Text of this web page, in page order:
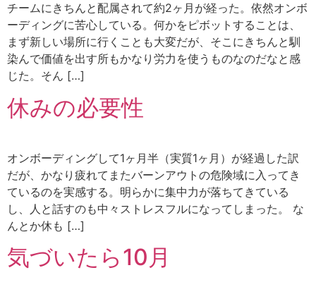
チームにきちんと配属されて約2ヶ月が経った。依然オンボ
ーディングに苦心している。何かをピボットすることは、
まず新しい場所に行くことも大変だが、そこにきちんと馴
染んで価値を出す所もかなり労力を使うものなのだなと感
じた。そん […]
休みの必要性
オンボーディングして1ヶ月半（実質1ヶ月）が経過した訳
だが、かなり疲れてまたバーンアウトの危険域に入ってき
ているのを実感する。明らかに集中力が落ちてきている
し、人と話すのも中々ストレスフルになってしまった。 な
んとか休も […]
気づいたら10月